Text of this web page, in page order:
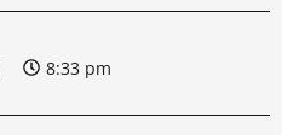
8:33 pm